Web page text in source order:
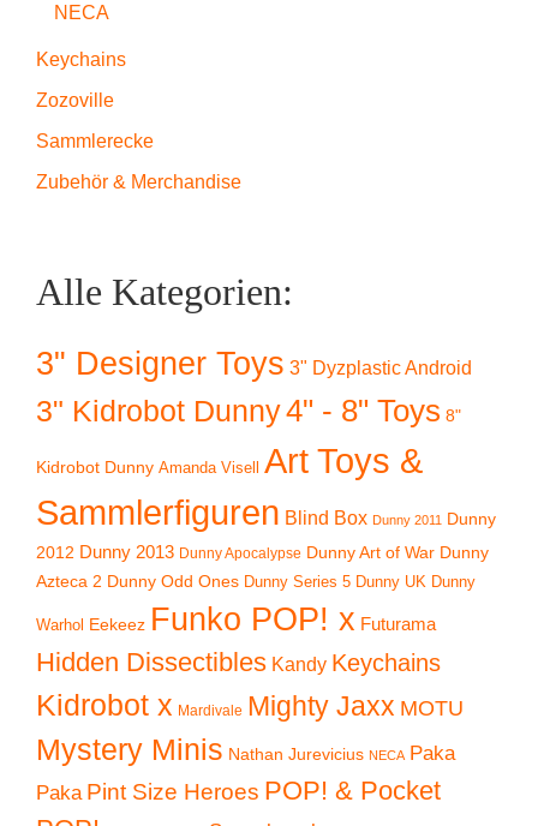
NECA
Keychains
Zozoville
Sammlerecke
Zubehör & Merchandise
Alle Kategorien:
3" Designer Toys 3" Dyzplastic Android
3" Kidrobot Dunny4" - 8" Toys 8"
Kidrobot Dunny Amanda Visell Art Toys &
Sammlerfiguren Blind Box Dunny 2011 Dunny
2012 Dunny 2013 Dunny Apocalypse Dunny Art of War Dunny
Azteca 2 Dunny Odd Ones Dunny Series 5 Dunny UK Dunny
Warhol Eekeez Funko POP! x Futurama
Hidden Dissectibles Kandy Keychains
Kidrobot x Mardivale Mighty Jaxx MOTU
Mystery Minis Nathan Jurevicius NECA Paka
Paka Pint Size Heroes POP! & Pocket